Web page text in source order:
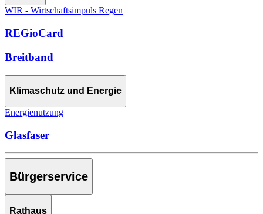
WIR - Wirtschaftsimpuls Regen
REGioCard
Breitband
Klimaschutz und Energie
Energienutzung
Glasfaser
Bürgerservice
Rathaus